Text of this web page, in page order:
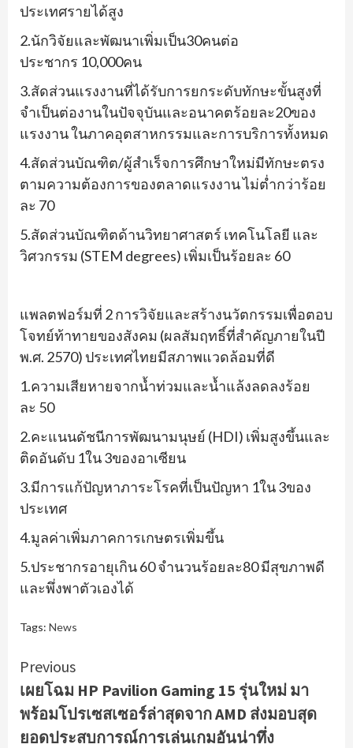
ประเทศรายได้สูง
2.นักวิจัยและพัฒนาเพิ่มเป็น30คนต่อ
ประชากร 10,000คน
3.สัดส่วนแรงงานที่ได้รับการยกระดับทักษะขั้นสูงที่
จำเป็นต่องานในปัจจุบันและอนาคตร้อยละ20ของ
แรงงาน ในภาคอุตสาหกรรมและการบริการทั้งหมด
4.สัดส่วนบัณฑิต/ผู้สำเร็จการศึกษาใหม่มีทักษะตรง
ตามความต้องการของตลาดแรงงาน ไม่ต่ำกว่าร้อย
ละ 70
5.สัดส่วนบัณฑิตด้านวิทยาศาสตร์ เทคโนโลยี และ
วิศวกรรม (STEM degrees) เพิ่มเป็นร้อยละ 60
แพลตฟอร์มที่ 2การวิจัยและสร้างนวัตกรรมเพื่อตอบ
โจทย์ท้าทายของสังคม (ผลสัมฤทธิ์ที่สำคัญภายในปี
พ.ศ. 2570) ประเทศไทยมีสภาพแวดล้อมที่ดี
1.ความเสียหายจากน้ำท่วมและน้ำแล้งลดลงร้อย
ละ 50
2.คะแนนดัชนีการพัฒนามนุษย์ (HDI) เพิ่มสูงขึ้นและ
ติดอันดับ 1ใน3ของอาเซียน
3.มีการแก้ปัญหาภาระโรคที่เป็นปัญหา 1ใน3ของ
ประเทศ
4.มูลค่าเพิ่มภาคการเกษตรเพิ่มขึ้น
5.ประชากรอายุเกิน60จำนวนร้อยละ80มีสุขภาพดี
และพึ่งพาตัวเองได้
Tags: News
Continue
Reading
Previous
เผยโฉม HP Pavilion Gaming 15 รุ่นใหม่ มา
พร้อมโปรเซสเซอร์ล่าสุดจาก AMD ส่งมอบสุด
ยอดประสบการณ์การเล่นเกมอันน่าทึ่ง